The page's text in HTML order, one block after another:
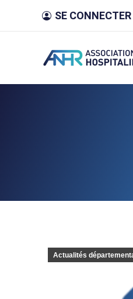
SE CONNECTER
Actualités